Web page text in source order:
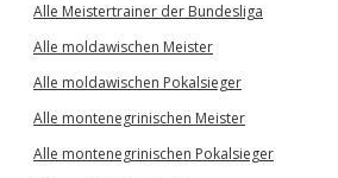
Alle Meistertrainer der Bundesliga
Alle moldawischen Meister
Alle moldawischen Pokalsieger
Alle montenegrinischen Meister
Alle montenegrinischen Pokalsieger